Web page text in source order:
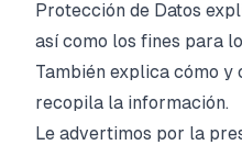
Protección de Datos
así como los fines para
También explica cómo y
recopila la información.
Le advertimos por la